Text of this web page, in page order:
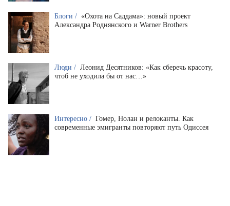
Блоги / «Охота на Саддама»: новый проект
Александра Роднянского и Warner Brothers
Люди / Леонид Десятников: «Как сберечь красоту,
чтоб не уходила бы от нас…»
Интересно / Гомер, Нолан и релоканты. Как
современные эмигранты повторяют путь Одиссея